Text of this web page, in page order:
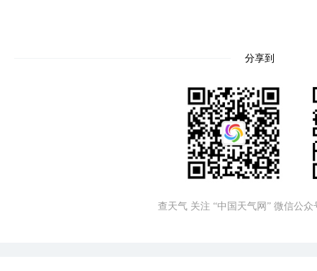
分享到
查天气 关注 “中国天气网” 微信公众